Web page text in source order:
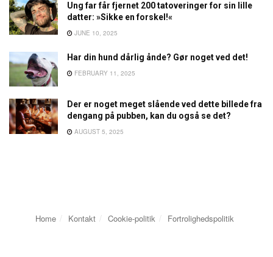
Ung far får fjernet 200 tatoveringer for sin lille
datter: »Sikke en forskel!«
JUNE 10, 2025
Har din hund dårlig ånde? Gør noget ved det!
FEBRUARY 11, 2025
Der er noget meget slående ved dette billede fra
dengang på pubben, kan du også se det?
AUGUST 5, 2025
Home Kontakt Cookie-politik Fortrolighedspolitik